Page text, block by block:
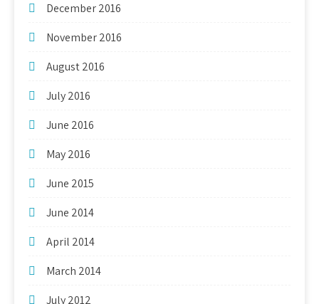
December 2016
November 2016
August 2016
July 2016
June 2016
May 2016
June 2015
June 2014
April 2014
March 2014
July 2012